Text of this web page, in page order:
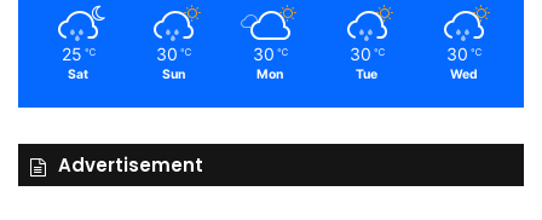
25 ℃
Sat
30 ℃
Sun
30 ℃
Mon
30 ℃
Tue
30 ℃
Wed
Advertisement